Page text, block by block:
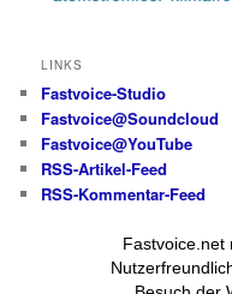
Fastvoice.net
LINKS
Fastvoice-Studio
Fastvoice@Soundcloud
Fastvoice@YouTube
RSS-Artikel-Feed
RSS-Kommentar-Feed
Alle Beiträge und Fotos
(wenn nicht anders